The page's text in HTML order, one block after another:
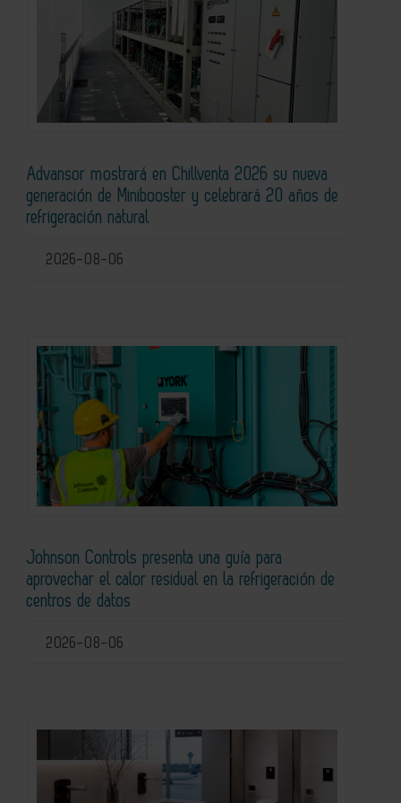
Advansor mostrará en Chillventa 2026 su nueva
generación de Minibooster y celebrará 20 años de
refrigeración natural
2026-08-06
Johnson Controls presenta una guía para
aprovechar el calor residual en la refrigeración de
centros de datos
2026-08-06